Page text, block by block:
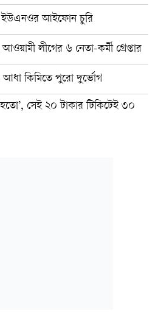
ইউএনওর আইফোন চুরি
লীগের ৬ নেতা-কর্মী গ্রেপ্তার
আধা কিমিতে পুরো দুর্ভোগ
সেই ২০ টাকার টিকিটেই ৩০